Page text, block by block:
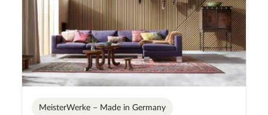
MeisterWerke – Made in Germany